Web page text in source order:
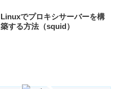
Linuxでプロキシサーバーを構
築する方法（squid）